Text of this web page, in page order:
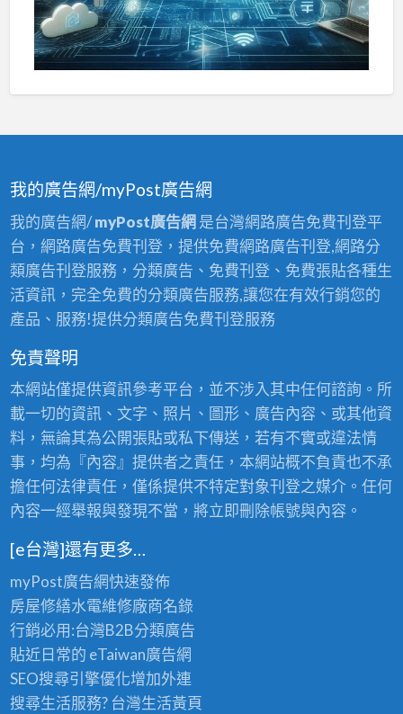
我的廣告網/myPost廣告網
我的廣告網/myPost廣告網是台灣網路廣告免費刊登平
台，網路廣告免費刊登，提供免費網路廣告刊登,網路分
類廣告刊登服務，分類廣告、免費刊登、免費張貼各種生
活資訊，完全免費的分類廣告服務,讓您在有效行銷您的
產品、服務!提供分類廣告免費刊登服務
免責聲明
本網站僅提供資訊參考平台，並不涉入其中任何諮詢。所
載一切的資訊、文字、照片、圖形、廣告內容、或其他資
料，無論其為公開張貼或私下傳送，若有不實或違法情
事，均為『內容』提供者之責任，本網站概不負責也不承
擔任何法律責任，僅係提供不特定對象刊登之媒介。任何
內容一經舉報與發現不當，將立即刪除帳號與內容。
[e台灣]還有更多…
myPost廣告網快速發佈
房屋修繕水電維修廠商名錄
行銷必用:台灣B2B分類廣告
貼近日常的 eTaiwan廣告網
SEO搜尋引擎優化增加外連
搜尋生活服務? 台灣生活黃頁